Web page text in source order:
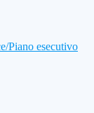
Piano esecutivo